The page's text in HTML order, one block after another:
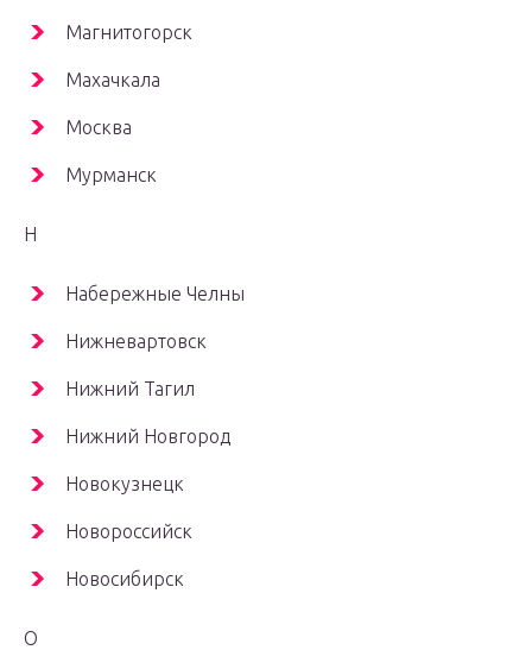
Магнитогорск
Махачкала
Москва
Мурманск
Н
Набережные Челны
Нижневартовск
Нижний Тагил
Нижний Новгород
Новокузнецк
Новороссийск
Новосибирск
О